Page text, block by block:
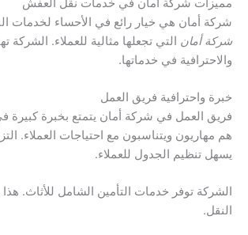
شركة أمان هي خيار رائع في الأحساء لخدمات
شركة أمان التي تجعلها مثالية للعملاء. الشركة
والاحترافية في خدماتها.
خبرة واحترافية فريق العمل
فريق العمل في شركة أمان يتمتع بخبرة كبيرة
هم مهاريون ويتناسبون مع احتياجات العملاء.
يسهل تنظيم الجدول للعملاء.
الشركة توفر خدمات التأمين الشامل للأثاث.
النقل.